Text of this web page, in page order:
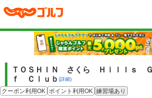
ＴＯＳＨＩＮ さくら Ｈｉｌｌｓ Ｇ
ｆ Ｃｌｕｂ (詳細)
クーポン利用OK ポイント利用OK 練習場あり